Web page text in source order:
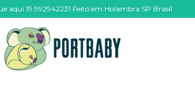
aqui 19 992942231 Feito em Holambra SP Brasil